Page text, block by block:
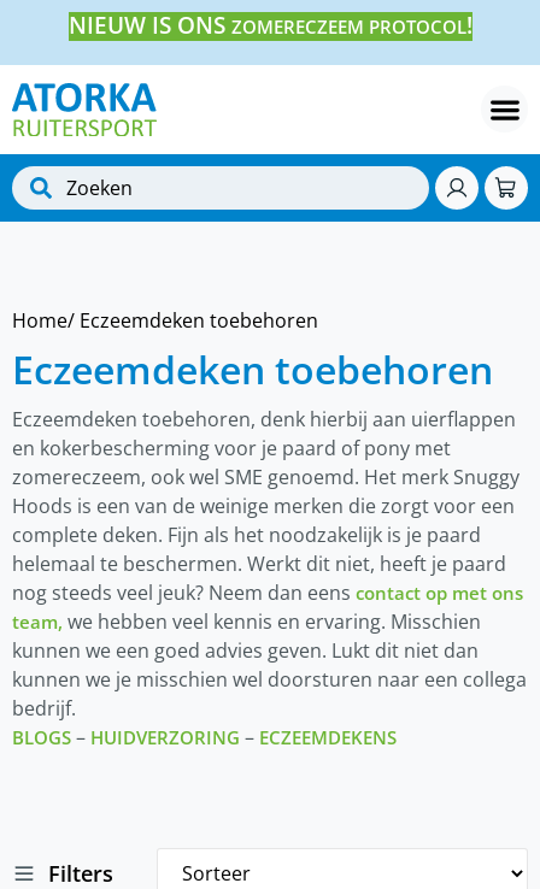
NIEUW IS ONS ZOMERECZEEM PROTOCOL!
Home/ Eczeemdeken toebehoren
Eczeemdeken toebehoren
Eczeemdeken toebehoren, denk hierbij aan uierflappen
en kokerbescherming voor je paard of pony met
zomereczeem, ook wel SME genoemd. Het merk Snuggy
Hoods is een van de weinige merken die zorgt voor een
complete deken. Fijn als het noodzakelijk is je paard
helemaal te beschermen. Werkt dit niet, heeft je paard
nog steeds veel jeuk? Neem dan eens contact op met ons
team, we hebben veel kennis en ervaring. Misschien
kunnen we een goed advies geven. Lukt dit niet dan
kunnen we je misschien wel doorsturen naar een collega
bedrijf.
BLOGS – HUIDVERZORING – ECZEEMDEKENS
Filters